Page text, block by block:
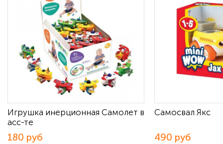
Игрушка инерционная Самолет в
асс-те
180 руб
Самосвал Якс
490 руб